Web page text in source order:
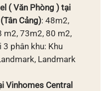
( Văn Phòng ) tại
Cảng): 48m2,
m2, 73m2, 80 m2,
phân khu: Khu
Landmark
Vinhomes Central